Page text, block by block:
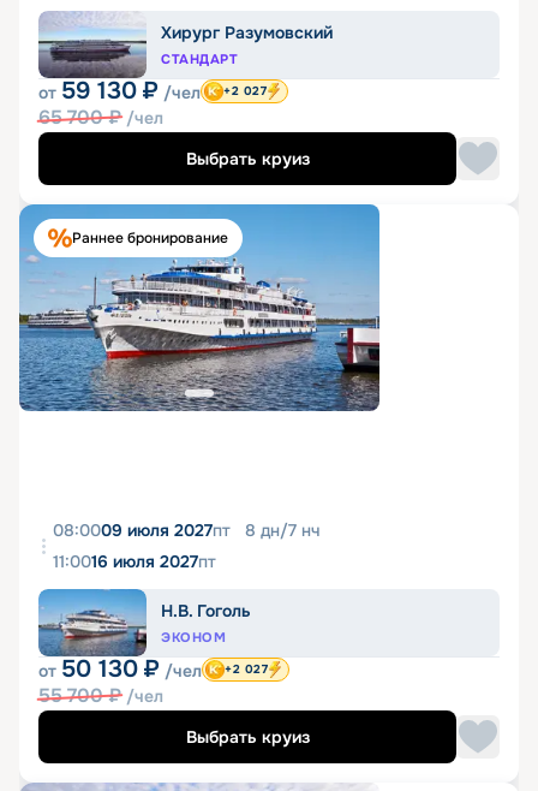
Хирург Разумовский
СТАНДАРТ
от 59 130 ₽ /чел
65 700₽ /чел
+2 027
Выбрать круиз
Раннее бронирование
08:0009 июля 2027пт 8 дн/7 нч
11:0016 июля 2027пт
Н.В. Гоголь
ЭКОНОМ
от 50 130 ₽ /чел
55 700₽ /чел
+2 027
Выбрать круиз